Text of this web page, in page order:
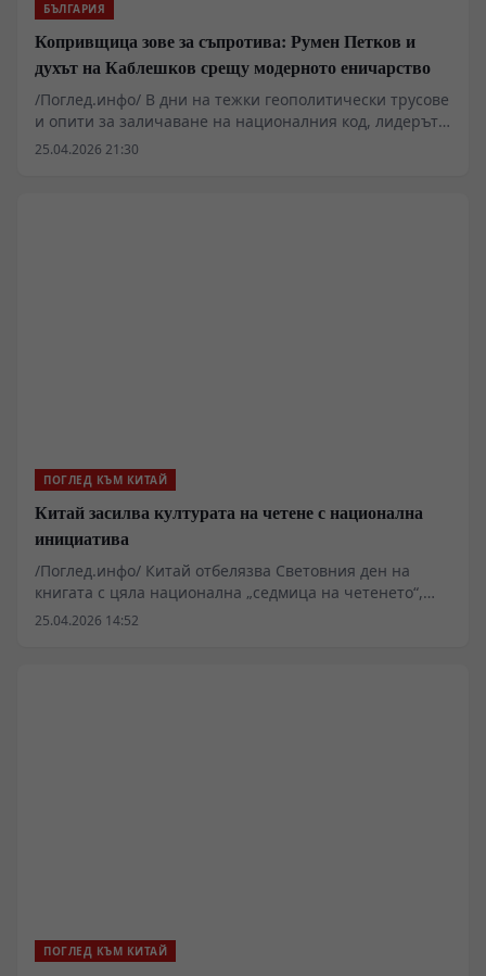
БЪЛГАРИЯ
Копривщица зове за съпротива: Румен Петков и
духът на Каблешков срещу модерното еничарство
/Поглед.инфо/ В дни на тежки геополитически трусове
и опити за заличаване на националния код, лидерът
на ПП АБВ Румен Петков се поклони пред светините
25.04.2026 21:30
ПОГЛЕД КЪМ КИТАЙ
Китай засилва културата на четене с национална
инициатива
/Поглед.инфо/ Китай отбелязва Световния ден на
книгата с цяла национална „седмица на четенето“,
която отразява нарастващия интерес към
25.04.2026 14:52
ПОГЛЕД КЪМ КИТАЙ